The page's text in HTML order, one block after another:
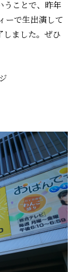
うことで、昨年
ーで生出演して
しました。ぜひ